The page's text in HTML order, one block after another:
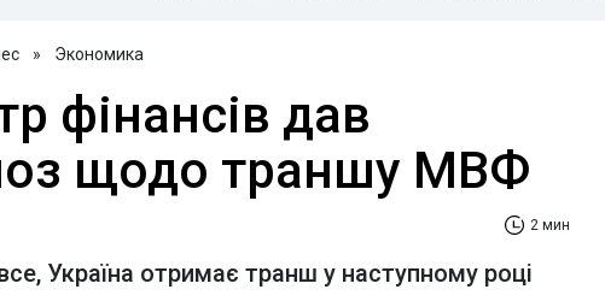
» Экономика
фінансів дав
щодо траншу МВФ
2 мин
Україна отримає транш у наступному році